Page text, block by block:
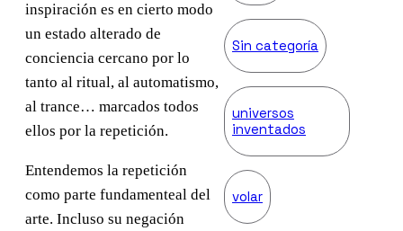
inspiración es en cierto modo
un estado alterado de
conciencia cercano por lo
tanto al ritual, al automatismo,
al trance… marcados todos
ellos por la repetición.
Entendemos la repetición
como parte fundamenteal del
arte. Incluso su negación
Sin categoría
universos
inventados
volar